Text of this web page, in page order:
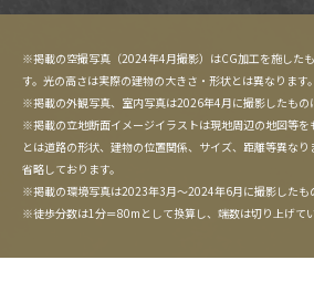
※掲載の空撮写真（2024年4月撮影）はCG加工を施した
す。光の高さは実際の建物の大きさ・形状とは異なります。
※掲載の外観写真、室内写真は2026年4月に撮影したもの
※掲載の立地断面イメージイラストは現地周辺の地図等
とは道路の形状、建物の位置関係、サイズ、距離等異な
省略しております。
※掲載の環境写真は2023年3月〜2024年6月に撮影したも
※徒歩分数は1分＝80mとして換算し、端数は切り上げてい